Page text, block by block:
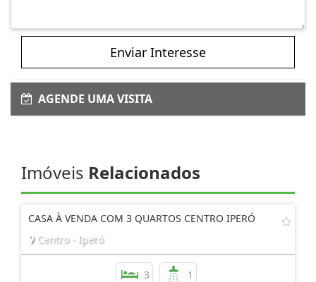
Enviar Interesse
AGENDE UMA VISITA
Imóveis Relacionados
CASA À VENDA COM 3 QUARTOS CENTRO IPERÓ
Centro - Iperó
3 1